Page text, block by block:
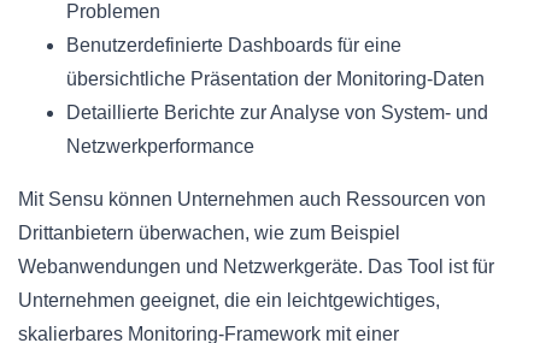
Problemen
Benutzerdefinierte Dashboards für eine
übersichtliche Präsentation der Monitoring-Daten
Detaillierte Berichte zur Analyse von System- und
Netzwerkperformance
Mit Sensu können Unternehmen auch Ressourcen von
Drittanbietern überwachen, wie zum Beispiel
Webanwendungen und Netzwerkgeräte. Das Tool ist für
Unternehmen geeignet, die ein leichtgewichtiges,
skalierbares Monitoring-Framework mit einer